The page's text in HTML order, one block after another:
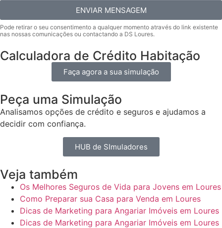
ENVIAR MENSAGEM
Calculadora de Crédito Habitação
Faça agora a sua simulação
Peça uma Simulação
Analisamos opções de crédito e seguros e ajudamos a
decidir com confiança.
HUB de SImuladores
Veja também
Os Melhores Seguros de Vida para Jovens em Loures
Como Preparar sua Casa para Venda em Loures
Dicas de Marketing para Angariar Imóveis em Loures
Dicas de Marketing para Angariar Imóveis em Loures